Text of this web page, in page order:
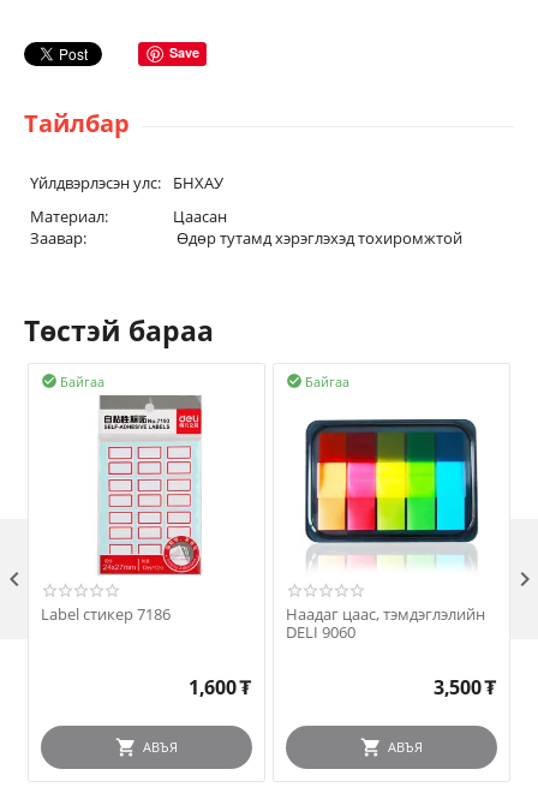
Save
Тайлбар
Үйлдвэрлэсэн улс:
БНХАУ
Материал:
Заавар:
Цаасан
Өдөр тутамд хэрэглэхэд тохиромжтой
Төстэй бараа
Байгаа

Label стикер 7186
1,600₮
АВЪЯ
Байгаа

Наадаг цаас, тэмдэглэлийн
DELI 9060
3,500₮
АВЪЯ
 